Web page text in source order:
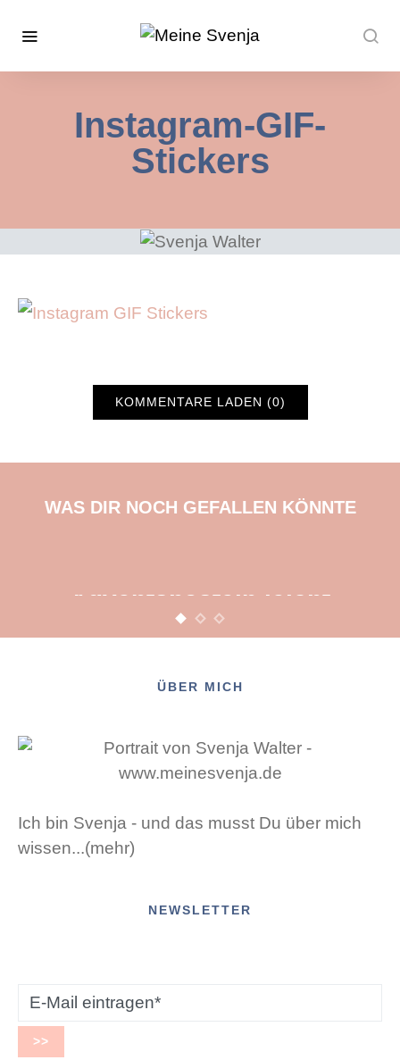
Instagram-GIF-
Stickers
KOMMENTARE LADEN (0)
WAS DIR NOCH GEFALLEN KÖNNTE
Adventsbasteln leicht
gemacht
ÜBER MICH
Ich bin Svenja - und das musst Du über mich
wissen...(mehr)
NEWSLETTER